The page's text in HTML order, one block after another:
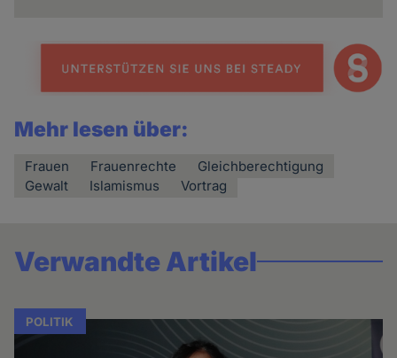
Mehr lesen über:
Frauen Frauenrechte
Gleichberechtigung
Gewalt
Islamismus Vortrag
Verwandte Artikel
POLITIK